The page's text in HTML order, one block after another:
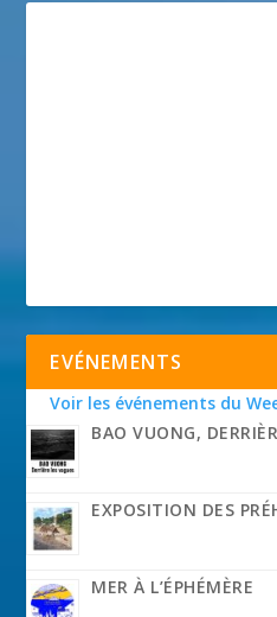
EVÉNEMENTS
Voir les événements du
BAO VUONG,
EXPOSITION DES
MER À L’ÉPHÉMÈRE